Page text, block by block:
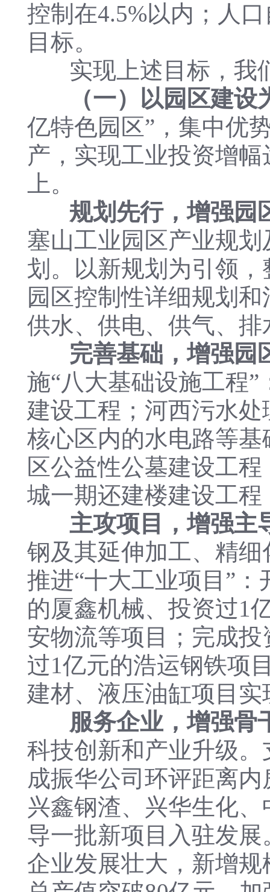
控制在4.5%以内；人
目标。
实现上述目标，我
（一）以园区建
亿特色园区”，集中优
产，实现工业投资增
上。
规划先行，增强园
塞山工业园区产业规
划。以新规划为引领
园区控制性详细规划
供水、供电、供气、
完善基础，增强园
施“八大基础设施工程
建设工程；河西污水
核心区内的水电路等
区公益性公墓建设工
城一期还建楼建设工
主攻项目，增强主
钢及其延伸加工、精
推进“十大工业项目”
的厦鑫机械、投资过1
安物流等项目；完成
过1亿元的浩运钢铁项
建材、液压油缸项目
服务企业，增强骨
科技创新和产业升级
成振华公司环评距离
兴鑫钢渣、兴华生化
导一批新项目入驻发
企业发展壮大，新增